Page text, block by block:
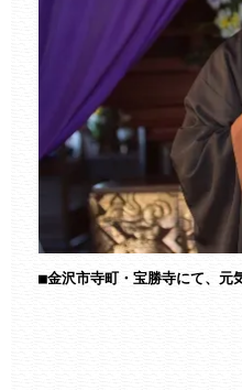
■金沢市寺町・宝勝寺にて、元